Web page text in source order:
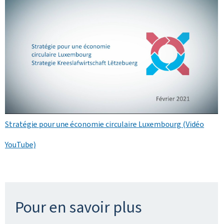
Stratégie pour une économie circulaire Luxembourg (Vidéo
YouTube)
Pour en savoir plus